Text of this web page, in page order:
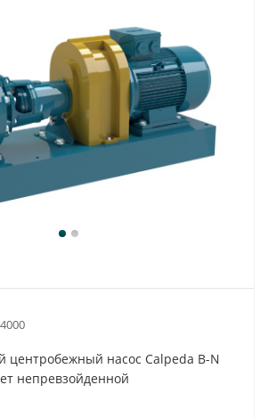
центробежный насос Calpeda B-N
непревзойденной